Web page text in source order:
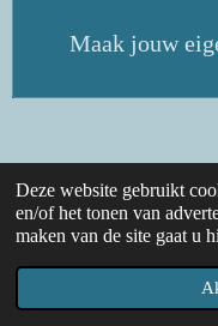
Deze website gebruikt
en/of het tonen van
maken van de site gaat u
Maak jouw